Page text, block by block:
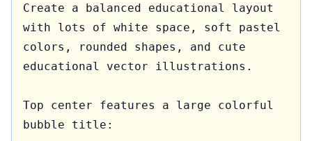
Create a balanced educational layout
with lots of white space, soft pastel
colors, rounded shapes, and cute
educational vector illustrations.
Top center features a large colorful
bubble title: